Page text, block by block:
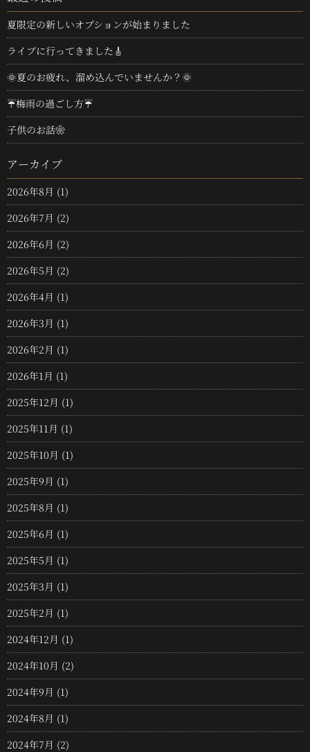
夏限定の新しいオプションが始まりました
ライブに行ってきました🎸
🌞夏のお疲れ、溜め込んでいませんか？🌞
☔梅雨の過ごし方☔
子供のお話❀
アーカイブ
2026年8月 (1)
2026年7月 (2)
2026年6月 (2)
2026年5月 (2)
2026年4月 (1)
2026年3月 (1)
2026年2月 (1)
2026年1月 (1)
2025年12月 (1)
2025年11月 (1)
2025年10月 (1)
2025年9月 (1)
2025年8月 (1)
2025年6月 (1)
2025年5月 (1)
2025年3月 (1)
2025年2月 (1)
2024年12月 (1)
2024年10月 (2)
2024年9月 (1)
2024年8月 (1)
2024年7月 (2)